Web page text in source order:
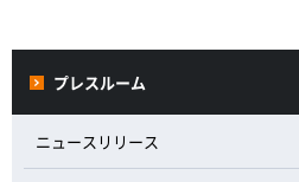
プレスルーム
ニュースリリース